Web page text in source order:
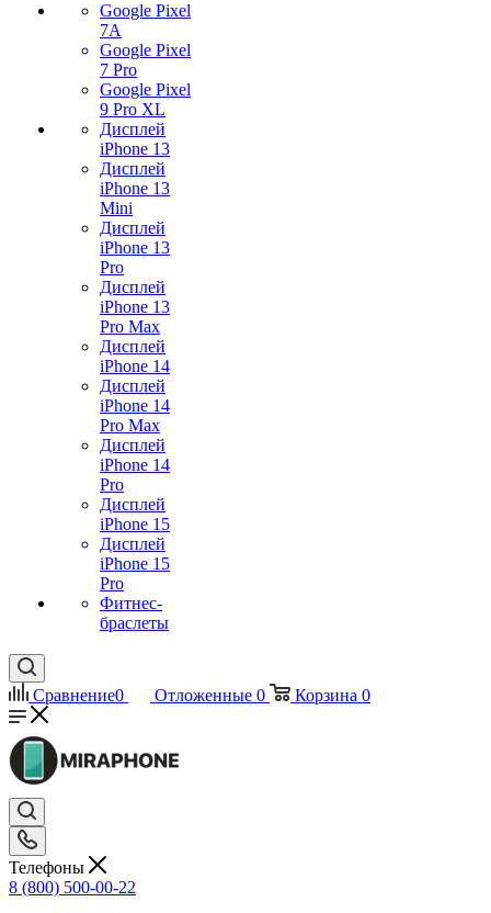
Google Pixel
7А
Google Pixel
7 Pro
Google Pixel
9 Pro XL
Дисплей
iPhone 13
Дисплей
iPhone 13
Mini
Дисплей
iPhone 13
Pro
Дисплей
iPhone 13
Pro Max
Дисплей
iPhone 14
Дисплей
iPhone 14
Pro Max
Дисплей
iPhone 14
Pro
Дисплей
iPhone 15
Дисплей
iPhone 15
Pro
Фитнес-
браслеты
Сравнение0 Отложенные 0 Корзина 0
Телефоны
8 (800) 500-00-22